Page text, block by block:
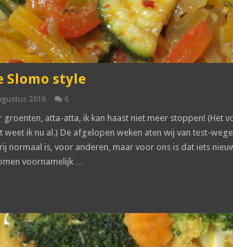
Slomo style
2016 6
groenten, atta-atta, ik kan haast niet meer stoppen! (Het
weet ik nu al.) De afgelopen weken aten wij van test-
normaal is, voor anderen, maar voor ons is dat iets
voornamelijk …